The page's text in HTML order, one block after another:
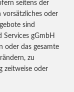
seitens der
vorsätzliches oder
sind
gGmbH
oder das gesamte
zu
zeitweise oder